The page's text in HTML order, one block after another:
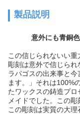
製品説明
意外にも青銅
この信じられないい
彫刻は意外で信じら
ラパゴスの出来事と
ます。」それは100%
たワックスの鋳造プ
メイドでした。この
この彫刻は実質の大